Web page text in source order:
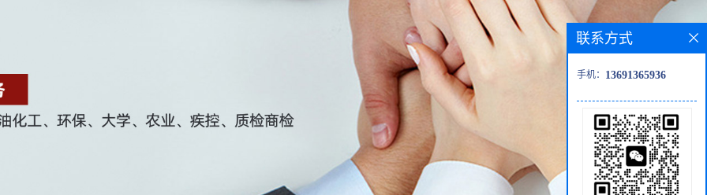
联系方式
手机： 13691365936